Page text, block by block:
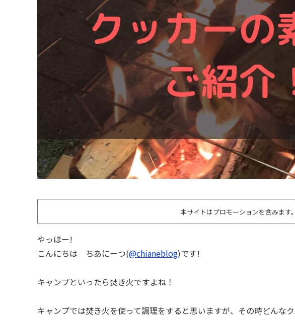
本サイトはプロモーションを含みます。
やっほー!
こんにちは ちあにーつ(@chianeblog)です!
キャンプといったら焚き火ですよね！
キャンプでは焚き火を使って調理をすると思いますが、その時どんな